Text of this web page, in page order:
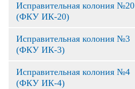
Исправительная колония №20
(ФКУ ИК-20)
Исправительная колония №3
(ФКУ ИК-3)
Исправительная колония №4
(ФКУ ИК-4)